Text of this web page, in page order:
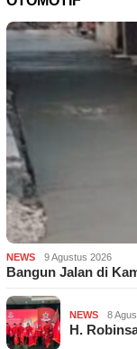
NEWS 9 Agustus 2026
Bangun Jalan di
NEWS 8
H.